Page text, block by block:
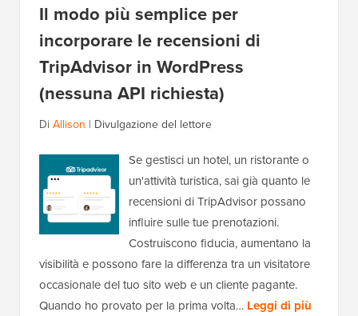
Il modo più semplice per
incorporare le recensioni di
TripAdvisor in WordPress
(nessuna API richiesta)
DiAllison | Divulgazione del lettore
Se gestisci un hotel, un ristorante o
un'attività turistica, sai già quanto le
recensioni di TripAdvisor possano
influire sulle tue prenotazioni.
Costruiscono fiducia, aumentano la
visibilità e possono fare la differenza tra un visitatore
occasionale del tuo sito web e un cliente pagante.
Quando ho provato per la prima volta… Leggi di più